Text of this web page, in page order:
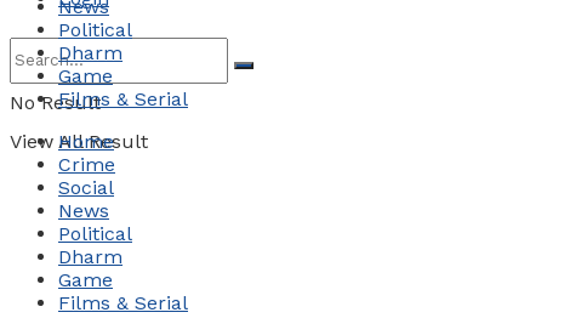
No Result
View All Result
News
Political
Dharm
Game
Films & Serial
Home
Crime
Social
News
Political
Dharm
Game
Films & Serial